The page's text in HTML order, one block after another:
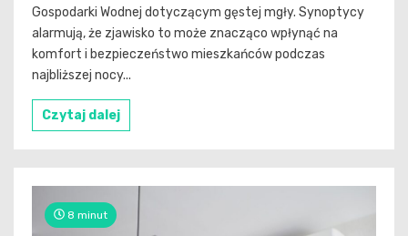
Gospodarki Wodnej dotyczącym gęstej mgły. Synoptycy
alarmują, że zjawisko to może znacząco wpłynąć na
komfort i bezpieczeństwo mieszkańców podczas
najbliższej nocy...
Czytaj dalej
8 minut